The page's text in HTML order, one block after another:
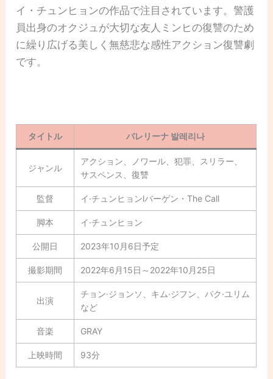
イ・チュンヒョンの作品で注目されています。警護
員出身のオクジュが大切な友人ミンヒの復讐のため
に繰り広げる美しく無慈悲な感性アクション復讐劇
です。
タイトル バレリーナ 발레리나
ジャンル
アクション、ノワール、犯罪、スリラー、
サスペンス、復讐
監督 イ·チュンヒョンlバーゲン・The Call
脚本 イ·チュンヒョン
公開日 2023年10月6日予定
撮影期間 2022年6月15日～2022年10月25日
出演
チョン·ジョンソ、キム·ジフン、パク·ユリム
など
音楽 GRAY
上映時間 93分